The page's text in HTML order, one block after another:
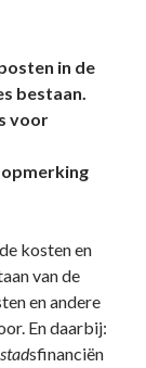
in de
bestaan.
voor
opmerking
kosten en
van de
en andere
En daarbij:
stadsfinanciën